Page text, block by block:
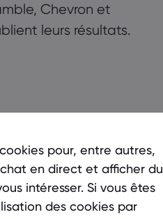
Chevron et
leurs résultats.
pour, entre autres,
en direct et afficher du
intéresser. Si vous êtes
des cookies par